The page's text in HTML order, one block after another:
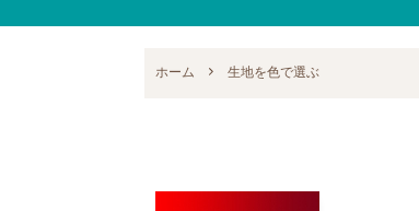
ホーム 生地を色で選ぶ